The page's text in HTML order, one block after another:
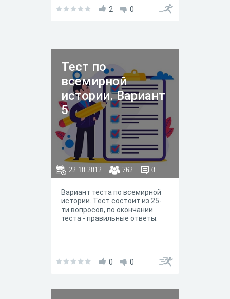
2 0
Тест по
всемирной
истории. Вариант
5
22.10.2012 762 0
Вариант теста по всемирной
истории. Тест состоит из 25-
ти вопросов, по окончании
теста - правильные ответы.
0 0